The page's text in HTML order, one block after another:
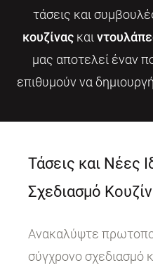
τάσεις και
κουζίναςκαι
μας αποτελεί έναν
επιθυμούν να
Τάσεις και Νέες
Σχεδιασμό
Ανακαλύψτε
σύγχρονο σχεδιασμό